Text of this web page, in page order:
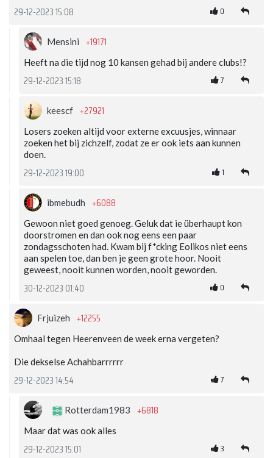
29-12-2023 15:08 0
Mensini +19171
Heeft na die tijd nog 10 kansen gehad bij andere clubs!?
29-12-2023 15:18 7
keescf +27921
Losers zoeken altijd voor externe excuusjes, winnaar
zoeken het bij zichzelf, zodat ze er ook iets aan kunnen
doen.
29-12-2023 19:00 1
ibmebudh +6088
Gewoon niet goed genoeg. Geluk dat ie überhaupt kon
doorstromen en dan ook nog eens een paar
zondagsschoten had. Kwam bij f*cking Eolikos niet eens
aan spelen toe, dan ben je geen grote hoor. Nooit
geweest, nooit kunnen worden, nooit geworden.
30-12-2023 01:40 0
Frjuizeh +12255
Omhaal tegen Heerenveen de week erna vergeten?
Die dekselse Achahbarrrrrr
29-12-2023 14:54 7
Rotterdam1983 +6818
Maar dat was ook alles
29-12-2023 15:01 3